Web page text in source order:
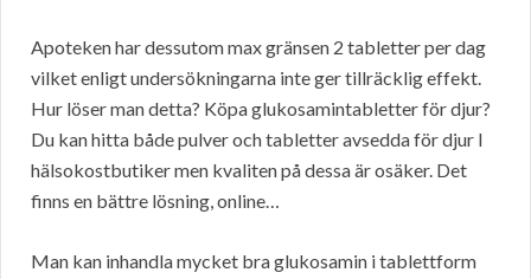
Apoteken har dessutom max gränsen 2 tabletter per dag
vilket enligt undersökningarna inte ger tillräcklig effekt.
Hur löser man detta? Köpa glukosamintabletter för djur?
Du kan hitta både pulver och tabletter avsedda för djur I
hälsokostbutiker men kvaliten på dessa är osäker. Det
finns en bättre lösning, online…
Man kan inhandla mycket bra glukosamin i tablettform